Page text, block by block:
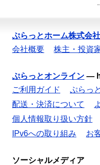
ぷらっとホーム株式会社
会社概要
株主・投資
ぷらっとオンライン —
ご利用ガイド
ぷらっ
配送・決済について
個人情報取り扱い方針
IPv6への取り組み
お
ソーシャルメディア